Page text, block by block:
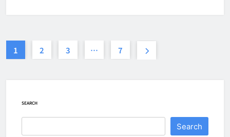
1 2 3 … 7
SEARCH
Search